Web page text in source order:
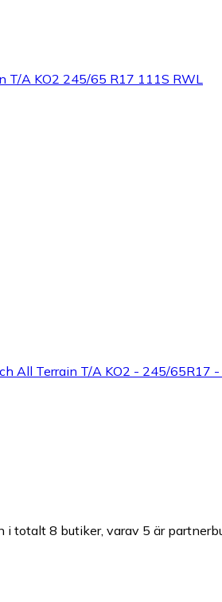
T/A KO2 245/65 R17 111S RWL
All Terrain T/A KO2 - 245/65R17
i totalt 8 butiker, varav 5 är